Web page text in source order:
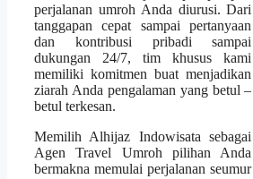
perjalanan umroh Anda diurusi. Dari
tanggapan cepat sampai pertanyaan
dan kontribusi pribadi sampai
dukungan 24/7, tim khusus kami
memiliki komitmen buat menjadikan
ziarah Anda pengalaman yang betul –
betul terkesan.
Memilih Alhijaz Indowisata sebagai
Agen Travel Umroh pilihan Anda
bermakna memulai perjalanan seumur